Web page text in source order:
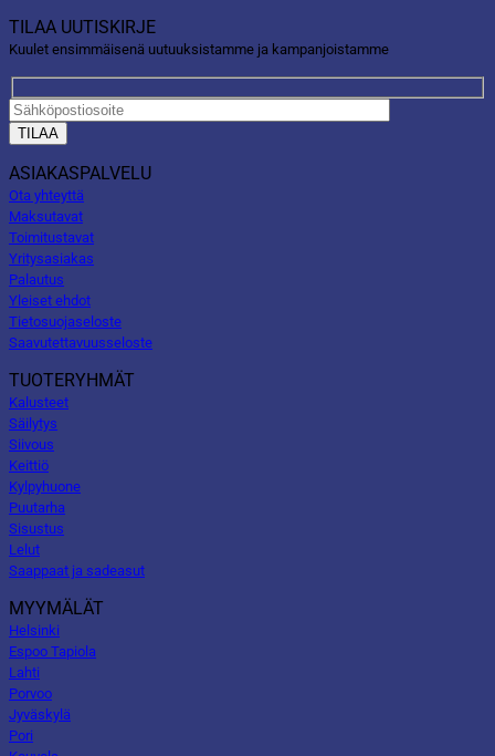
TILAA UUTISKIRJE
Kuulet ensimmäisenä uutuuksistamme ja kampanjoistamme
ASIAKASPALVELU
Ota yhteyttä
Maksutavat
Toimitustavat
Yritysasiakas
Palautus
Yleiset ehdot
Tietosuojaseloste
Saavutettavuusseloste
TUOTERYHMÄT
Kalusteet
Säilytys
Siivous
Keittiö
Kylpyhuone
Puutarha
Sisustus
Lelut
Saappaat ja sadeasut
MYYMÄLÄT
Helsinki
Espoo Tapiola
Lahti
Porvoo
Jyväskylä
Pori